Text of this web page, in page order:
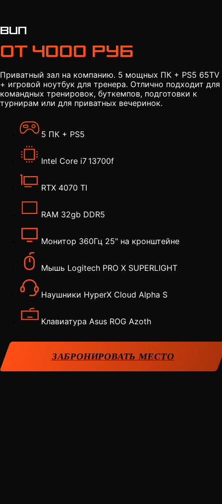
Вип
От 4000 руб
Приватный зал на компанию. 5 мощных ПК + PS5 65TV
+ игровой ноутбук для тренера. Отлично подходит для
командных тренировок, буткемпов, подготовки к
турнирам или для приватных вечеринок.
5 ПК + PS5
Intel Core i7 13700f
RTX 4070 TI
RAM 32gb DDR5
Монитор 360Гц 25" на кронштейне
Мышь Logitech PRO X SUPERLIGHT
Наушники HyperX Cloud Alpha S
Клавиатура Asus ROG Azoth
ЗАБРОНИРОВАТЬ МЕСТО